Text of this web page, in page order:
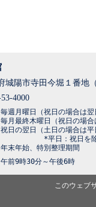
城陽市寺田今堀１番地
53-4000
毎週月曜日（祝日の場合は翌
毎月最終木曜日（祝日の場合
祝日の翌日（土日の場合は平
*平日：祝日を除
年末年始、特別整理期間
午前9時30分～午後6時
このウェブ